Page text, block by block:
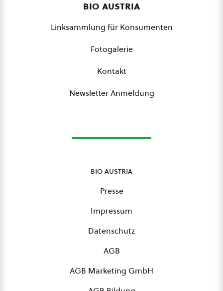
bio austria
Linksammlung für Konsumenten
Fotogalerie
Kontakt
Newsletter Anmeldung
bio austria
Presse
Impressum
Datenschutz
AGB
AGB Marketing GmbH